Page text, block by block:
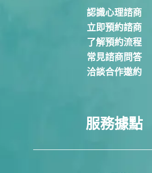
認識心理諮商
立即預約諮商
了解預約流程
常見諮商問答
洽談合作邀約
服務據點